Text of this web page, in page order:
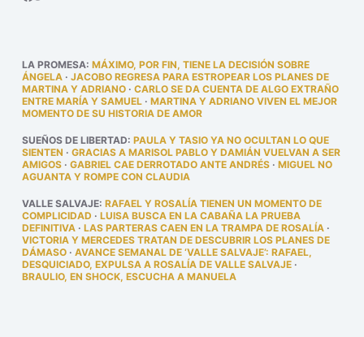
LA PROMESA: MÁXIMO, POR FIN, TIENE LA DECISIÓN SOBRE
ÁNGELA· JACOBO REGRESA PARA ESTROPEAR LOS PLANES DE
MARTINA Y ADRIANO· CARLO SE DA CUENTA DE ALGO EXTRAÑO
ENTRE MARÍA Y SAMUEL· MARTINA Y ADRIANO VIVEN EL MEJOR
MOMENTO DE SU HISTORIA DE AMOR
SUEÑOS DE LIBERTAD: PAULA Y TASIO YA NO OCULTAN LO QUE
SIENTEN · GRACIAS A MARISOL PABLO Y DAMIÁN VUELVAN A SER
AMIGOS· GABRIEL CAE DERROTADO ANTE ANDRÉS· MIGUEL NO
AGUANTA Y ROMPE CON CLAUDIA
VALLE SALVAJE: RAFAEL Y ROSALÍA TIENEN UN MOMENTO DE
COMPLICIDAD · LUISA BUSCA EN LA CABAÑA LA PRUEBA
DEFINITIVA· LAS PARTERAS CAEN EN LA TRAMPA DE ROSALÍA·
VICTORIA Y MERCEDES TRATAN DE DESCUBRIR LOS PLANES DE
DÁMASO· AVANCE SEMANAL DE ‘VALLE SALVAJE’: RAFAEL,
DESQUICIADO, EXPULSA A ROSALÍA DE VALLE SALVAJE·
BRAULIO, EN SHOCK, ESCUCHA A MANUELA